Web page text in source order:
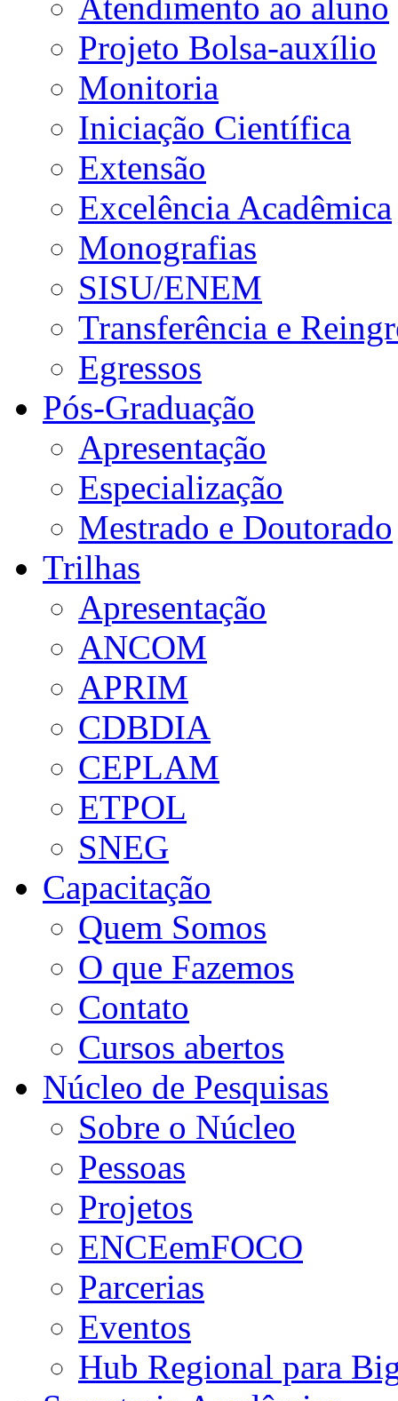
Projeto Bolsa-auxílio
Monitoria
Iniciação Científica
Extensão
Excelência Acadêmica
Monografias
SISU/ENEM
Transferência e
Egressos
Pós-Graduação
Apresentação
Especialização
Mestrado e Doutorado
Trilhas
Apresentação
ANCOM
APRIM
CDBDIA
CEPLAM
ETPOL
SNEG
Capacitação
Quem Somos
O que Fazemos
Contato
Cursos abertos
Núcleo de Pesquisas
Sobre o Núcleo
Pessoas
Projetos
ENCEemFOCO
Parcerias
Eventos
Hub Regional para